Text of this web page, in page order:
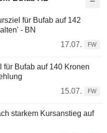
für Bufab auf 142
- BN
17.07.
FW
Bufab auf 140 Kronen
15.07.
FW
starkem Kursanstieg auf